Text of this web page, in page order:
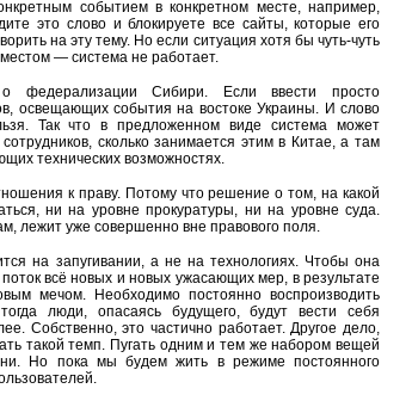
событием в конкретном месте, например,
это слово и блокируете все сайты, которые его
на эту тему. Но если ситуация хотя бы чуть-чуть
— система не работает.
федерализации Сибири. Если ввести просто
освещающих события на востоке Украины. И слово
Так что в предложенном виде система может
сколько занимается этим в Китае, а там
технических возможностях.
к праву. Потому что решение о том, на какой
ни на уровне прокуратуры, ни на уровне суда.
лежит уже совершенно вне правового поля.
на запугивании, а не на технологиях. Чтобы она
всё новых и новых ужасающих мер, в результате
мечом. Необходимо постоянно воспроизводить
люди, опасаясь будущего, будут вести себя
Собственно, это частично работает. Другое дело,
такой темп. Пугать одним и тем же набором вещей
Но пока мы будем жить в режиме постоянного